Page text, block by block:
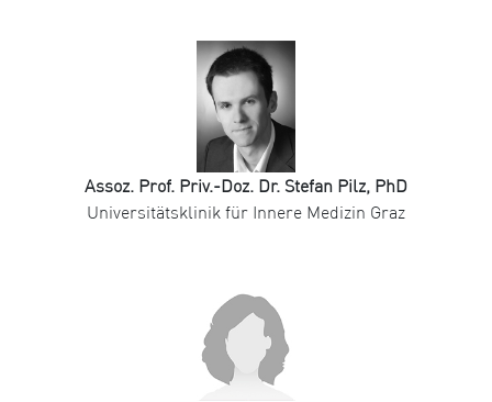
Assoz. Prof. Priv.-Doz. Dr. Stefan Pilz, PhD
Universitätsklinik für Innere Medizin Graz